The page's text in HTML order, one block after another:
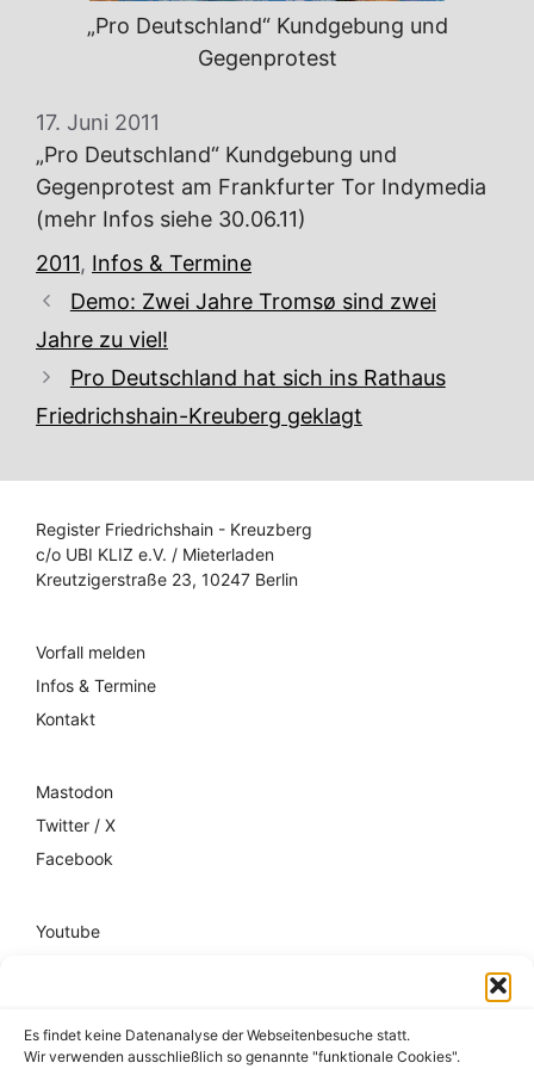
Es findet keine Datenanalyse der Webseitenbesuche statt.
Wir verwenden ausschließlich so genannte "funktionale Cookies".
„Pro Deutschland“ Kundgebung und
Gegenprotest
17. Juni 2011
„Pro Deutschland“ Kundgebung und
Gegenprotest am Frankfurter Tor Indymedia
(mehr Infos siehe 30.06.11)
Kategorien
2011, Infos & Termine
Demo: Zwei Jahre Tromsø sind zwei
Jahre zu viel!
Pro Deutschland hat sich ins Rathaus
Friedrichshain-Kreuberg geklagt
Register Friedrichshain - Kreuzberg
c/o UBI KLIZ e.V. / Mieterladen
Kreutzigerstraße 23, 10247 Berlin
Vorfall melden
Infos & Termine
Kontakt
Mastodon
Twitter / X
Facebook
Youtube